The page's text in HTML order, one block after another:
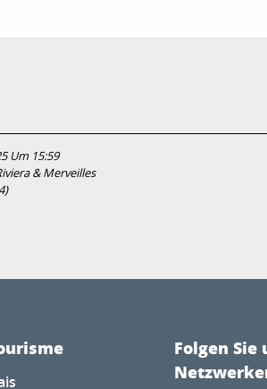
Um 15:59
& Merveilles
)
Folgen Sie